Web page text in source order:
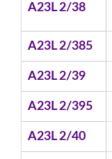
A23L 2/38
A23L 2/385
A23L 2/39
A23L 2/395
A23L 2/40